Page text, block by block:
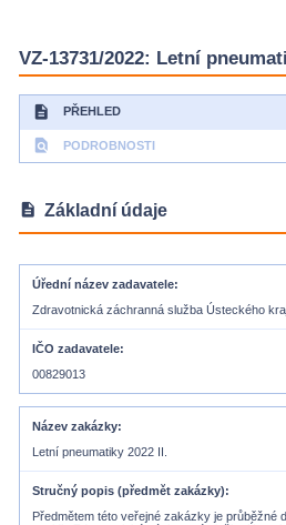
VZ-13731/2022: Letní
description PŘEHLED
find_in_page PODROBNOSTI
description Základní údaje
Úřední název zadavatele
Zdravotnická záchranná služba Ústeckého
IČO zadavatele
00829013
Název zakázky
Letní pneumatiky 2022 II.
Stručný popis (předmět zakázky)
Předmětem této veřejné zakázky je průběžné